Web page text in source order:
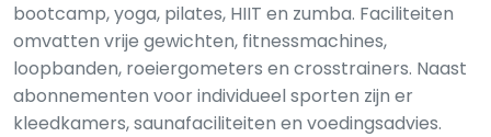
bootcamp, yoga, pilates, HIIT en zumba. Faciliteiten
omvatten vrije gewichten, fitnessmachines,
loopbanden, roeiergometers en crosstrainers. Naast
abonnementen voor individueel sporten zijn er
kleedkamers, saunafaciliteiten en voedingsadvies.